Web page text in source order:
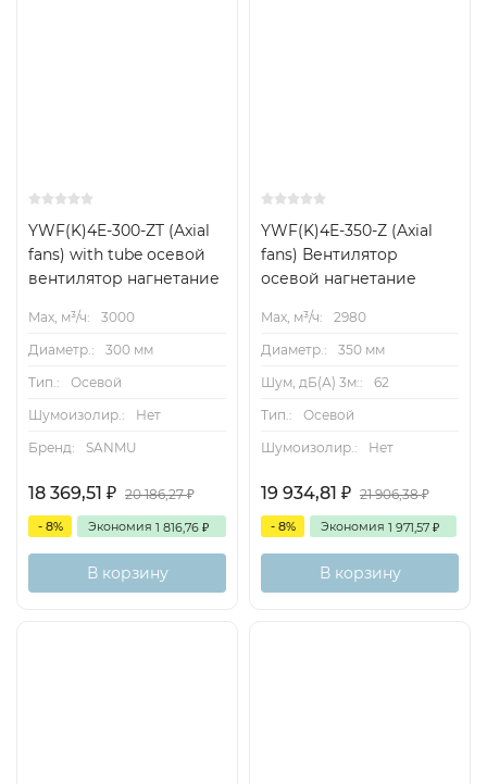
YWF(K)4E-300-ZT (Axial
fans) with tube осевой
вентилятор нагнетание
Max, м³/ч:
3000
Диаметр.:
300 мм
Тип.:
Осевой
Шумоизолир.:
Нет
Бренд:
SANMU
18 369,51 ₽ 20 186,27₽
- 8% Экономия 1 816,76 ₽
В корзину
YWF(K)4E-350-Z (Axial
fans) Вентилятор
осевой нагнетание
Max, м³/ч:
2980
Диаметр.:
350 мм
Шум, дБ(А) 3м::
62
Тип.:
Осевой
Шумоизолир.:
Нет
19 934,81 ₽ 21 906,38₽
- 8% Экономия 1 971,57 ₽
В корзину